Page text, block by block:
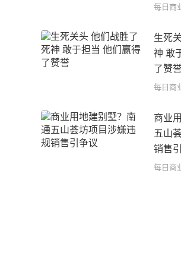
每日商
生死
神 敢
了赞
每日商
商业
五山
销售
每日商